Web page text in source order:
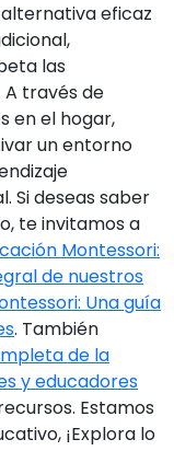
eficaz
las
A través de
en el hogar,
un entorno
Si deseas saber
te invitamos a
Montessori:
de nuestros
Una guía
. También
de la
y educadores
Estamos
¡Explora lo